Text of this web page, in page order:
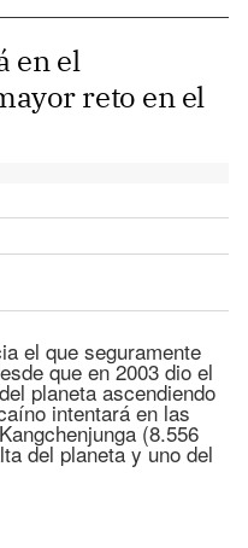
en el
reto en el
el que seguramente
que en 2003 dio el
planeta ascendiendo
intentará en las
(8.556
del planeta y uno del